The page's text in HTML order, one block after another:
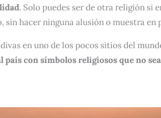
. Solo puedes ser de otra religión si
sin hacer ninguna alusión o muestra en
en uno de los pocos sitios del
con símbolos religiosos que no